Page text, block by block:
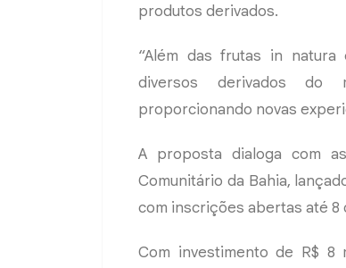
produtos derivados.
“Além das frutas in
diversos derivados do
proporcionando novas
A proposta dialoga com
Comunitário da Bahia,
com inscrições abertas até 8
Com investimento de R$